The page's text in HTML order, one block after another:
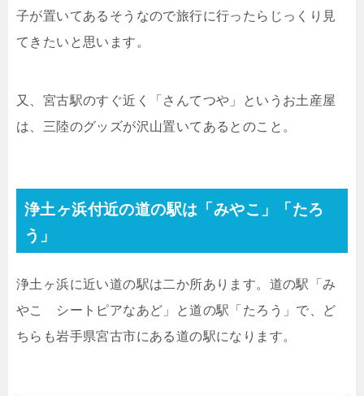
子が置いてあるそうなので旅行に行ったらじっくり見
てきたいと思います。
又、宮古駅のすぐ近く「さんてつや」というお土産屋
は、三陸のグッズが沢山置いてあるとのこと。
浄土ヶ浜付近の道の駅は「みやこ」「たろ
う」
浄土ヶ浜に近い道の駅は二か所あります。道の駅「み
やこ シートピアなあど」と道の駅「たろう」で、ど
ちらも岩手県宮古市にある道の駅になります。